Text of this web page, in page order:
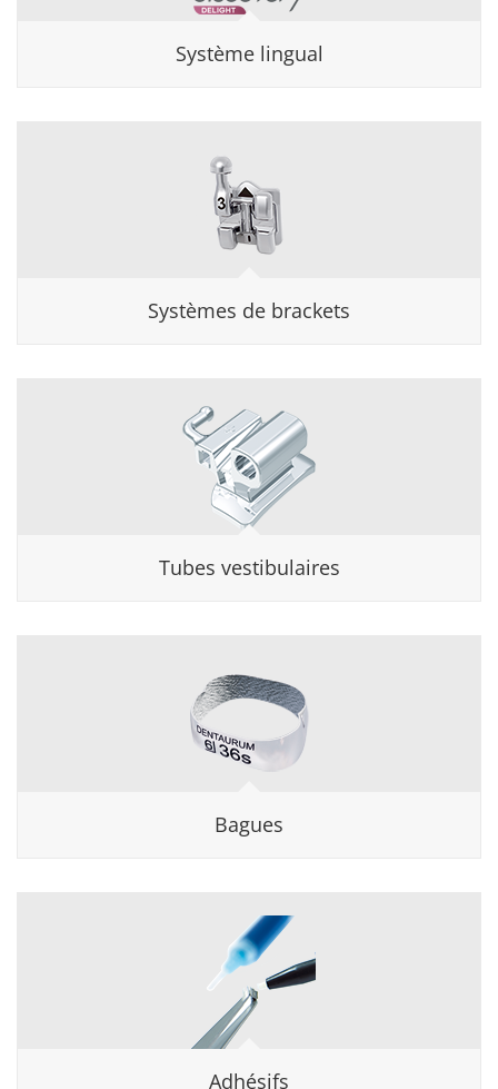
Système lingual
Systèmes de brackets
Tubes vestibulaires
Bagues
Adhésifs